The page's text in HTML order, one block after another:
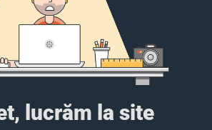
lucrăm la site